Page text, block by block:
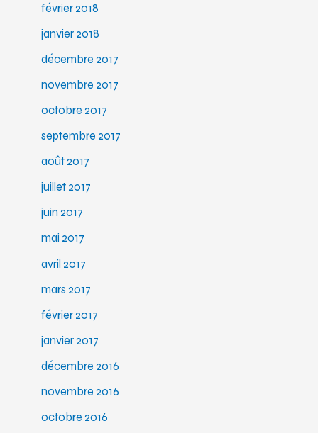
février 2018
janvier 2018
décembre 2017
novembre 2017
octobre 2017
septembre 2017
août 2017
juillet 2017
juin 2017
mai 2017
avril 2017
mars 2017
février 2017
janvier 2017
décembre 2016
novembre 2016
octobre 2016